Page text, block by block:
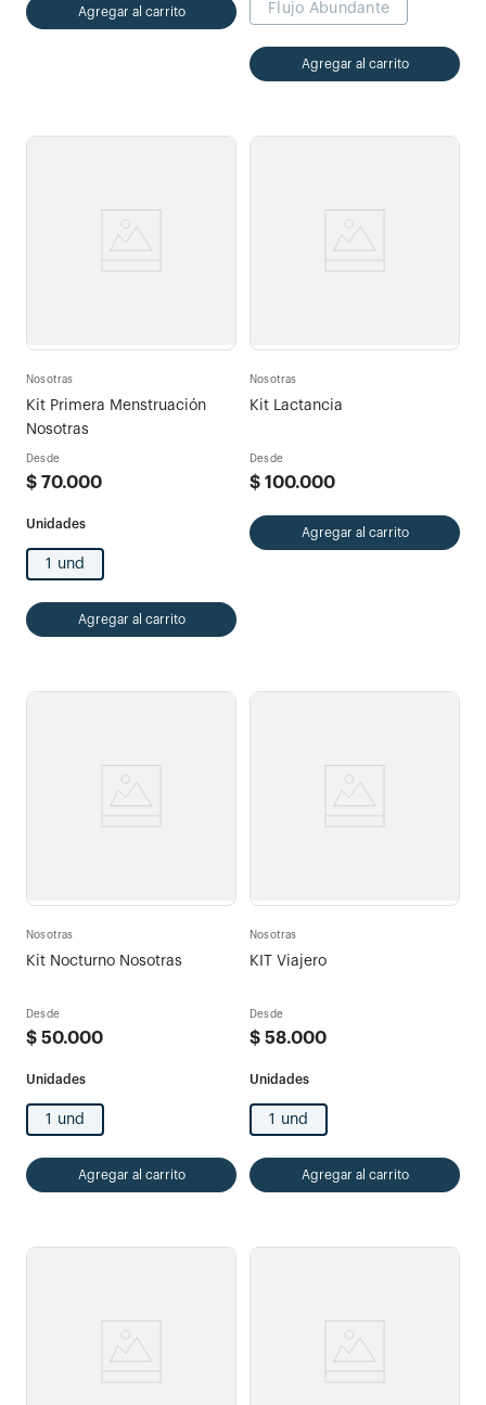
Agregar al carrito Flujo Abundante
Agregar al carrito
Nosotras
Kit Primera Menstruación
Nosotras
Desde
$ 70.000
1 und
Agregar al carrito
Nosotras
Kit Lactancia
Desde
$ 100.000
Agregar al carrito
Nosotras
Kit Nocturno Nosotras
Desde
$ 50.000
1 und
Agregar al carrito
Nosotras
KIT Viajero
Desde
$ 58.000
1 und
Agregar al carrito